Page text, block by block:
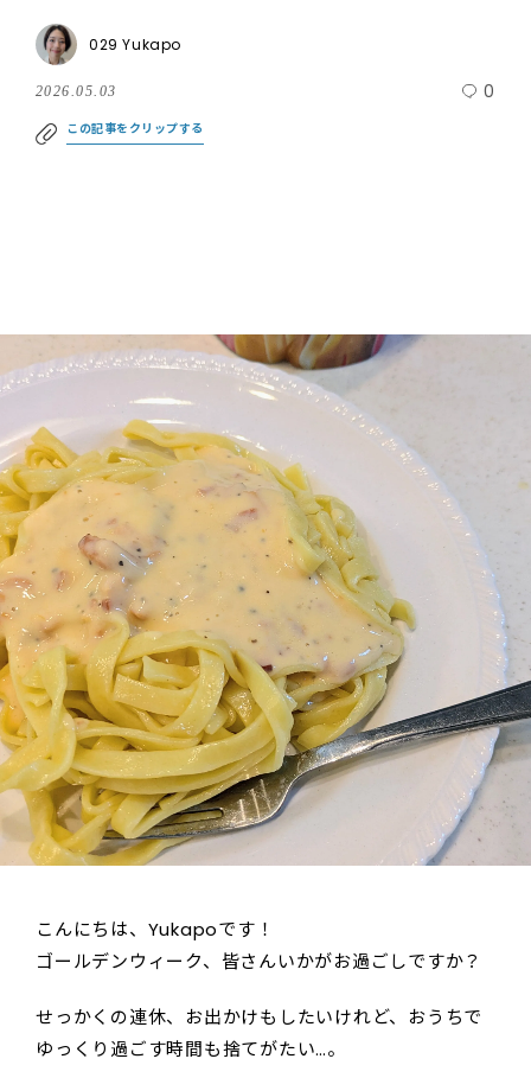
029 Yukapo
2026.05.03 0
この記事をクリップする
こんにちは、Yukapoです！
ゴールデンウィーク、皆さんいかがお過ごしですか？
せっかくの連休、お出かけもしたいけれど、おうちで
ゆっくり過ごす時間も捨てがたい…。